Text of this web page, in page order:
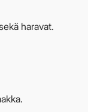
haravat.